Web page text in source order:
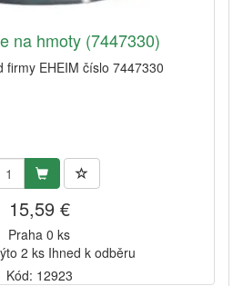
na hmoty (7447330)
firmy EHEIM číslo 7447330
15,59 €
Praha 0 ks
2 ks Ihned k odběru
Kód: 12923